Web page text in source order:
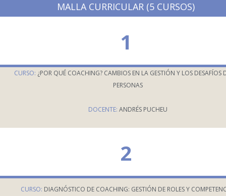
MALLA CURRICULAR (5 CURSOS)
1
CURSO: ¿POR QUÉ COACHING? CAMBIOS EN LA GESTIÓN Y LOS DESAFÍOS
PERSONAS
DOCENTE: ANDRÉS PUCHEU
2
CURSO: DIAGNÓSTICO DE COACHING: GESTIÓN DE ROLES Y